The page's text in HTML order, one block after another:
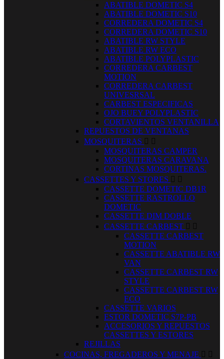
ABATIBLE DOMETIC S4
ABATIBLE DOMETIC S10
CORREDERA DOMETIC S4
CORREDERA DOMETIC S10
ABATIBLE RW STYLE
ABATIBLE RW ECO
ABATIBLE POLYPLASTIC
CORREDERA CARBEST
MOTION
CORREDERA CARBEST
UNIVESRSAL
CARBEST ESPECIFICAS
OJO BUEY POLYPLASTIC
CORTAVIENTOS VENTANILLA
REPUESTOS DE VENTANAS
MOSQUITERAS  
MOSQUITERAS CAMPER
MOSQUITERAS CARAVANA
CORTINAS MOSQUITERAS.
CASSETTES Y STORES  
CASSETTE DOMETIC DB1R
CASSETTE RASTROLLO
DOMETIC
CASSETTE DIM DOBLE
CASSETTE CARBEST  
CASSETTE CARBEST
MOTION
CASSETTE ABATIBLE RW
VAN
CASSETTE CARBEST RW
STYLE
CASSETTE CARBEST RW
ECO
CASSETTE VARIOS
ESTOR DOMETIC S7P-PB
ACCESORIOS Y REPUESTOS
CASSETTES Y ESTORES
REJILLAS
COCINAS, FREGADEROS Y MENAJE  